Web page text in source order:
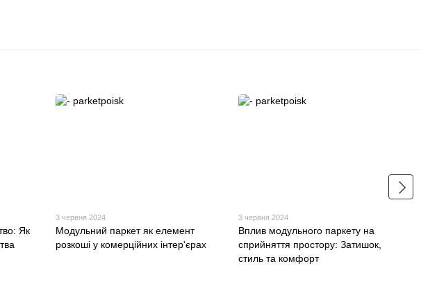
Як
3 червня 2024
Модульний паркет як елемент
розкоші у комерційних інтер'єрах
3 червня 2024
Вплив модульного паркету на
сприйняття простору: Затишок,
стиль та комфорт